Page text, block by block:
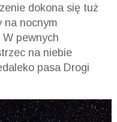
dokona się tuż
na nocnym
pewnych
na niebie
pasa Drogi